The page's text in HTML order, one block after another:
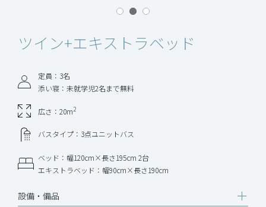
ツイン+エキストラベッド
定員：3名
添い寝：未就学児2名まで無料
広さ：20m2
バスタイプ：3点ユニットバス
ベッド：幅120cm×長さ195cm 2台
エキストラベッド：幅90cm×長さ190cm
設備‧備品